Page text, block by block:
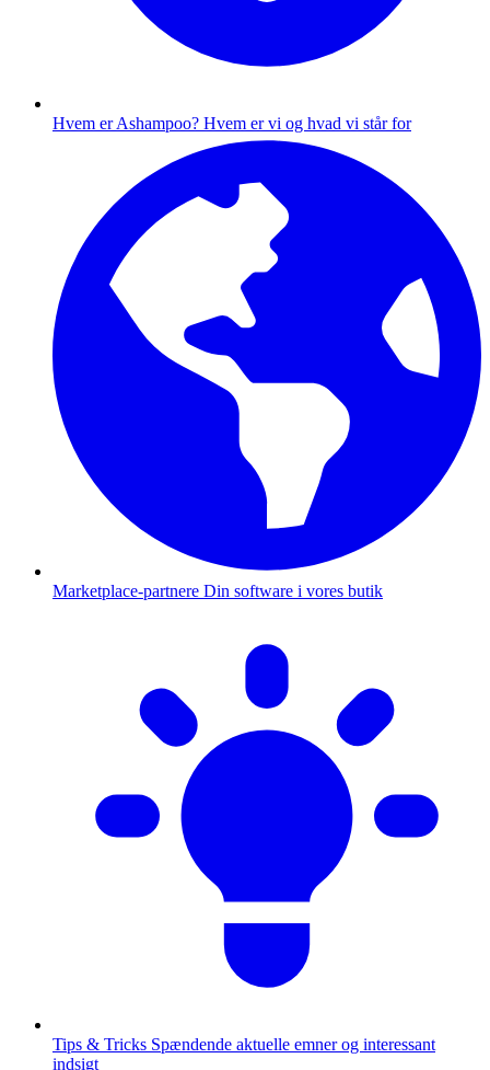
Hvem er Ashampoo? Hvem er vi og hvad vi står for
Marketplace-partnere Din software i vores butik
Tips & Tricks Spændende aktuelle emner og interessant
indsigt